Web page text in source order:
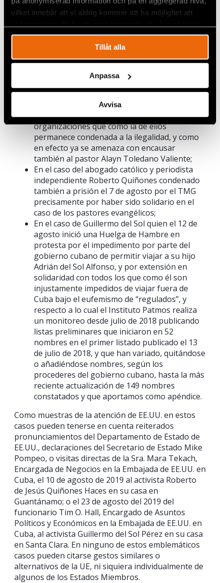
vilket innebär att vi aldrig kommer att ha möjlighet att
Tillåt alla
Anpassa
Avvisa
ejemplos lo demuestran:
En el caso de los pastores evangélicos Ramón
22 de abril de 2019 en el Tribunal Municipal de
Guantánamo (TMG) por desafiar al monopolio
de la educación en Cuba y totalmente
politizada e ideologizada, y por “asociación
ilícita”, al no reconocer la organización
religiosa que pastoreaban, y generándose un
peligroso precedente para muchos líderes de
organizaciones que como la de ellos
permanece condenada a la ilegalidad, y como
en efecto ya se amenaza con encausar
también al pastor Alayn Toledano Valiente;
En el caso del abogado católico y periodista
independiente Roberto Quiñones condenado
también a prisión el 7 de agosto por el TMG
precisamente por haber sido solidario en el
caso de los pastores evangélicos;
En el caso de Guillermo del Sol quien el 12 de
agosto inició una Huelga de Hambre en
protesta por el impedimento por parte del
gobierno cubano de permitir viajar a su hijo
Adrián del Sol Alfonso, y por extensión en
solidaridad con todos los que como él son
injustamente impedidos de viajar fuera de
Cuba bajo el eufemismo de “regulados”, y
respecto a lo cual el Instituto Patmos realiza
un monitoreo desde julio de 2018 publicando
listas preliminares que iniciaron en 52
nombres en el primer listado publicado el 13
de julio de 2018, y que han variado, quitándose
o añadiéndose nombres, según los
procederes del gobierno cubano, hasta la más
reciente actualización de 149 nombres
constatados y que aportamos como apéndice.
Como muestras de la atención de EE.UU. en estos
casos pueden tenerse en cuenta reiterados
pronunciamientos del Departamento de Estado de
EE.UU., declaraciones del Secretario de Estado Mike
Pompeo, o visitas directas de la Sra. Mara Tekach,
Encargada de Negocios en la Embajada de EE.UU. en
Cuba, el 10 de agosto de 2019 al activista Roberto
de Jesús Quiñones Haces en su casa en
Guantánamo; o el 23 de agosto del 2019 del
funcionario Tim O. Hall, Encargado de Asuntos
Políticos y Económicos en la Embajada de EE.UU. en
Cuba, al activista Guillermo del Sol Pérez en su casa
en Santa Clara. En ninguno de estos emblemáticos
casos pueden citarse gestos similares o
alternativos de la UE, ni siquiera individualmente de
algunos de los Estados Miembros.